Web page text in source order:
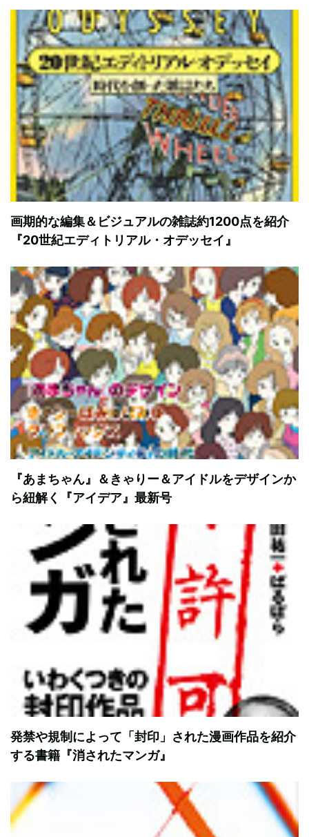
画期的な編集＆ビジュアルの雑誌約1200点を紹介
『20世紀エディトリアル・オデッセイ』
『あまちゃん』＆きゃりー＆アイドルをデザインか
ら紐解く『アイデア』最新号
発禁や規制によって「封印」された漫画作品を紹介
する書籍『消されたマンガ』